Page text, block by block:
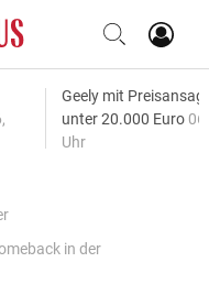
Geely mit
unter 20.000 Euro
Uhr
in der